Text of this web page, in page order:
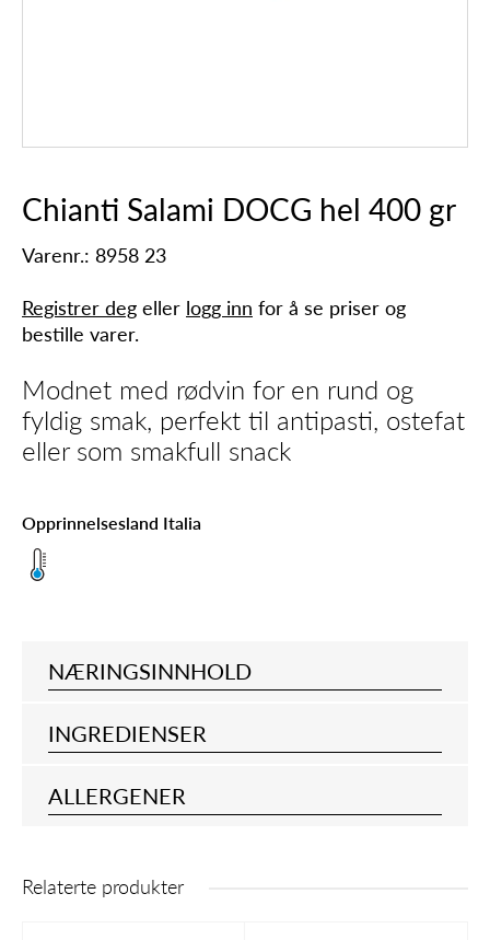
Chianti Salami DOCG hel 400 gr
Varenr.: 8958 23
Registrer deg eller logg inn for å se priser og
bestille varer.
Modnet med rødvin for en rund og
fyldig smak, perfekt til antipasti, ostefat
eller som smakfull snack
Opprinnelsesland Italia
NÆRINGSINNHOLD
INGREDIENSER
ALLERGENER
Relaterte produkter